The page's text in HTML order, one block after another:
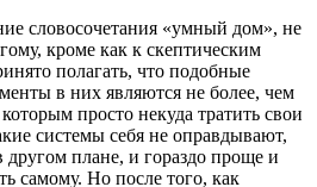
словосочетания «умный дом», не
кроме как к скептическим
полагать, что подобные
в них являются не более, чем
просто некуда тратить свои
системы себя не оправдывают,
плане, и гораздо проще и
самому. Но после того, как